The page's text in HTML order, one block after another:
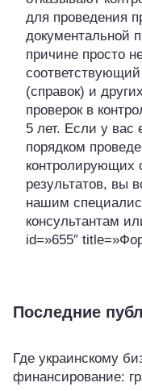
для проведения
документальной
причине просто
соответствующий
(справок) и
проверок в
5 лет. Если у вас
порядком
контролирующих
результатов, вы
нашим
консультантам
id=»655″
Последние
Где украинскому
финансирование: